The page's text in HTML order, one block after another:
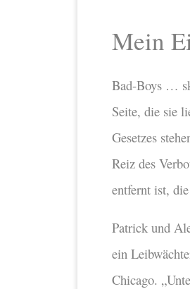
Mein
Bad-Boys …
Seite, die sie
Gesetzes
Reiz des
entfernt ist,
Patrick und
ein
Chicago.